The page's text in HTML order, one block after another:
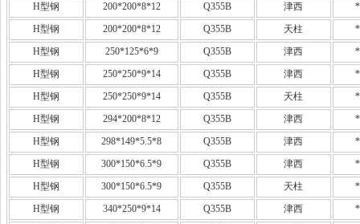
H型钢
200*200*8*12 Q355B 津西
H型钢
200*200*8*12 Q355B 天柱
H型钢
250*125*6*9 Q355B 津西
H型钢
250*250*9*14 Q355B 津西
H型钢
250*250*9*14 Q355B 天柱
H型钢
294*200*8*12 Q355B 津西
H型钢
298*149*5.5*8 Q355B 津西
H型钢
300*150*6.5*9 Q355B 津西
H型钢
300*150*6.5*9 Q355B 天柱
H型钢
340*250*9*14 Q355B 津西